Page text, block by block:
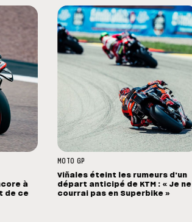
à
de ce
MOTO GP
Viñales éteint les rumeurs d'un
départ anticipé de KTM : « Je ne
courrai pas en Superbike »